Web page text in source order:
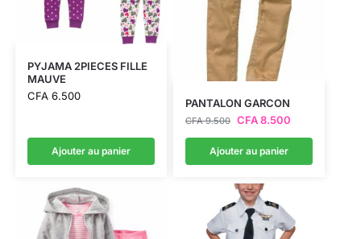
PYJAMA 2PIECES FILLE
MAUVE
CFA6.500
Ajouter au panier
PANTALON GARCON
CFA9.500 CFA8.500
Ajouter au panier